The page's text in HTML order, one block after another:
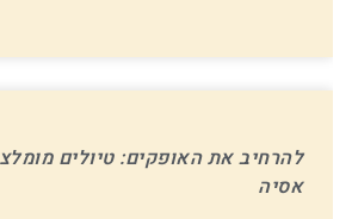
להרחיב את האופקים: טיולים
אסיה